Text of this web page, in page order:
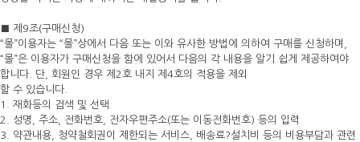
■ 제9조(구매신청)
“몰”이용자는 “몰”상에서 다음 또는 이와 유사한 방법에 의하여 구매를 신청하며,
“몰”은 이용자가 구매신청을 함에 있어서 다음의 각 내용을 알기 쉽게 제공하여야
합니다. 단, 회원인 경우 제2호 내지 제4호의 적용을 제외
할 수 있습니다.
1. 재화등의 검색 및 선택
2. 성명, 주소, 전화번호, 전자우편주소(또는 이동전화번호) 등의 입력
3. 약관내용, 청약철회권이 제한되는 서비스, 배송료?설치비 등의 비용부담과 관련